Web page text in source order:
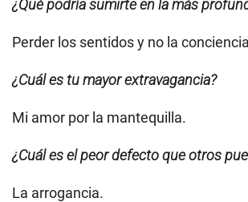
¿Qué podría sumirte en la más
Perder los sentidos y no la
¿Cuál es tu mayor extravagancia?
Mi amor por la mantequilla.
¿Cuál es el peor defecto que otros
La arrogancia.